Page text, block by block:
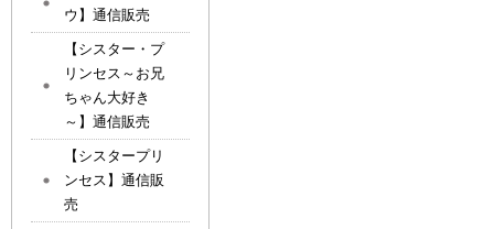
ウ】通信販売
【シスター・プ
リンセス～お兄
ちゃん大好き
～】通信販売
【シスタープリ
ンセス】通信販
売